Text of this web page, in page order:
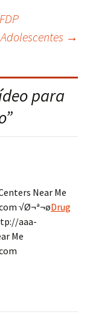
→
para
”
Near Me
√Ø¬ª¬øDrug
aaa-
Me